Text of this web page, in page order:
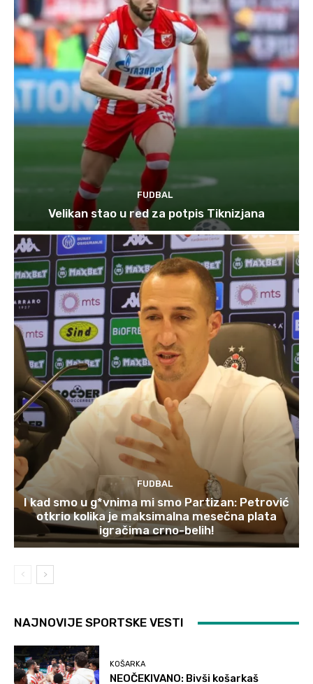
FUDBAL
Velikan stao u red za potpis Tiknizjana
FUDBAL
I kad smo u g*vnima mi smo Partizan: Petrović
otkrio kolika je maksimalna mesečna plata
igračima crno-belih!
NAJNOVIJE SPORTSKE VESTI
KOŠARKA
NEOČEKIVANO: Bivši košarkaš